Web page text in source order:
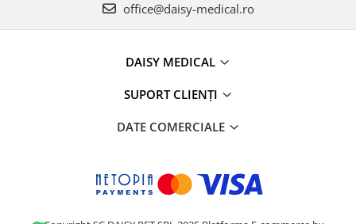
office@daisy-medical.ro
DAISY MEDICAL
SUPORT CLIENȚI
DATE COMERCIALE